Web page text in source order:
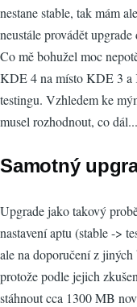
nestane stable, tak mám
neustále provádět
Co mě bohužel moc
KDE 4 na místo KDE 3 a
testingu. Vzhledem ke
musel rozhodnout, co dál...
Samotný
Upgrade jako takový
nastavení aptu (stable ->
ale na doporučení z
protože podle jejich
stáhnout cca 1300 MB